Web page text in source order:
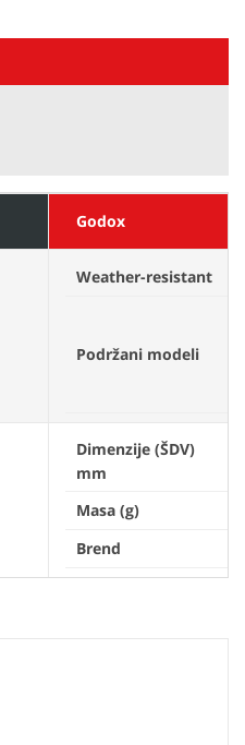
Godox
Weather-resistant
Podržani modeli
Dimenzije (ŠDV)
mm
Masa (g)
Brend